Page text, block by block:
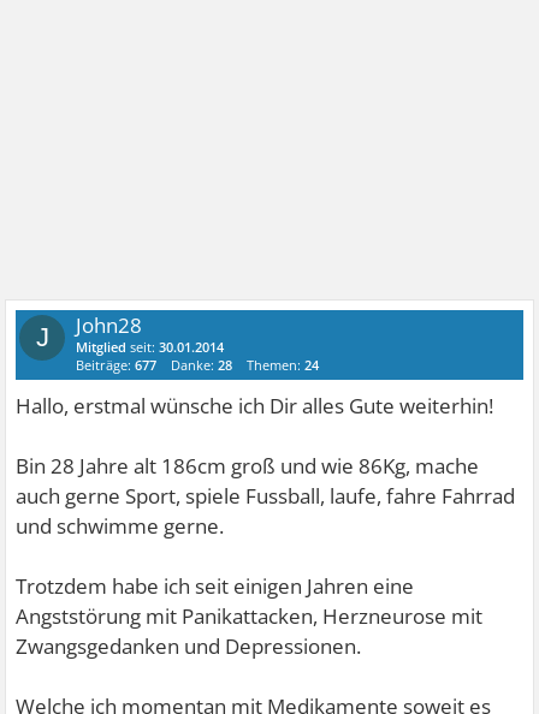
J John28
Mitglied seit:30.01.2014
Beiträge:677 Danke:28 Themen:24
Hallo, erstmal wünsche ich Dir alles Gute weiterhin!
Bin 28 Jahre alt 186cm groß und wie 86Kg, mache
auch gerne Sport, spiele Fussball, laufe, fahre Fahrrad
und schwimme gerne.
Trotzdem habe ich seit einigen Jahren eine
Angststörung mit Panikattacken, Herzneurose mit
Zwangsgedanken und Depressionen.
Welche ich momentan mit Medikamente soweit es